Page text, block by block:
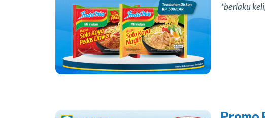
*berlaku